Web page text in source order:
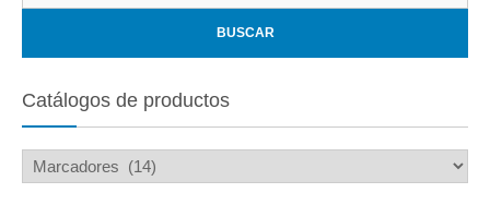
Catálogos de productos